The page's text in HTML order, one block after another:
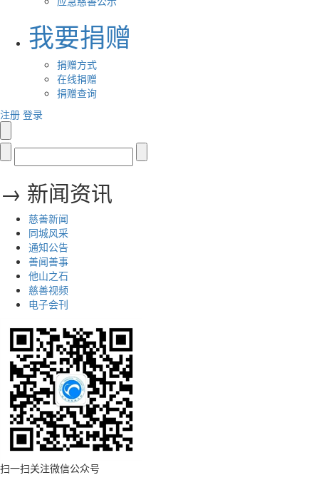
我要捐赠
捐赠方式
在线捐赠
捐赠查询
注册 登录
→ 新闻资讯
慈善新闻
同城风采
通知公告
善闻善事
他山之石
慈善视频
电子会刊
扫一扫关注微信公众号